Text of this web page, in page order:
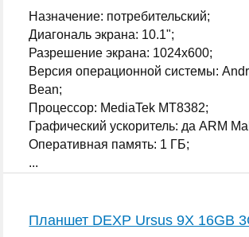
Назначение: потребительский;
Диагональ экрана: 10.1";
Разрешение экрана: 1024x600;
Версия операционной системы:
Bean;
Процессор: MediaTek MT8382;
Графический ускоритель: да ARM
Оперативная память: 1 ГБ;
...
Планшет DEXP Ursus 9X 16GB